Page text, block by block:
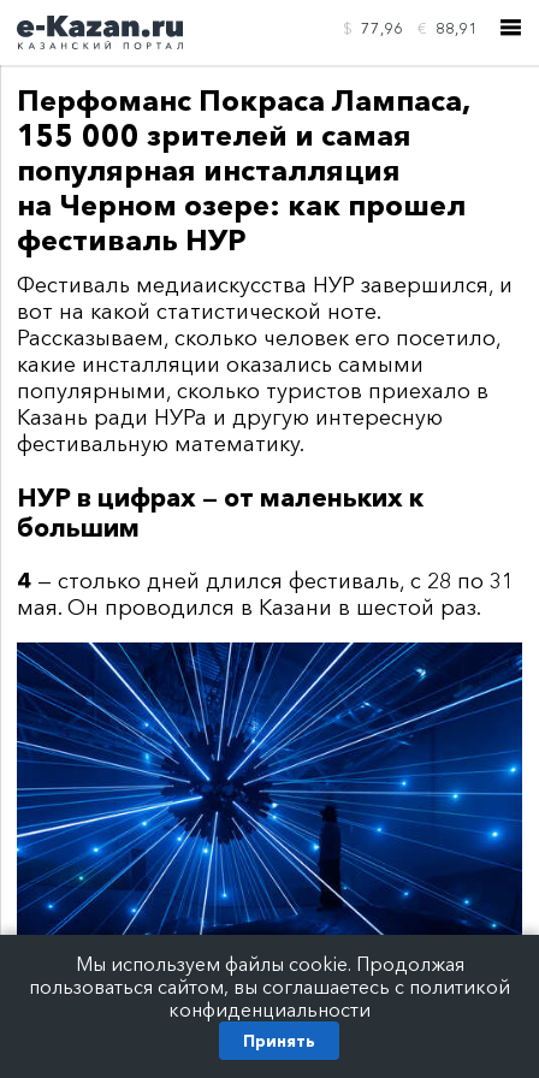
$ 77,96 € 88,91
КОНТАКТЫ
Перфоманс Покраса Лампаса,
155 000 зрителей и самая
популярная инсталляция
на Черном озере: как прошел
фестиваль НУР
Фестиваль медиаискусства НУР завершился, и
вот на какой статистической ноте.
Рассказываем, сколько человек его посетило,
какие инсталляции оказались самыми
популярными, сколько туристов приехало в
Казань ради НУРа и другую интересную
фестивальную математику.
НУР в цифрах — от маленьких к
большим
4 — столько дней длился фестиваль, с 28 по 31
мая. Он проводился в Казани в шестой раз.
Инсталляция The Dot в экстрим-парке «Урам»
— столько стран участвовали в фестивале.
Мы используем файлы cookie. Продолжая
пользоваться сайтом, вы соглашаетесь с политикой
конфиденциальности
Принять